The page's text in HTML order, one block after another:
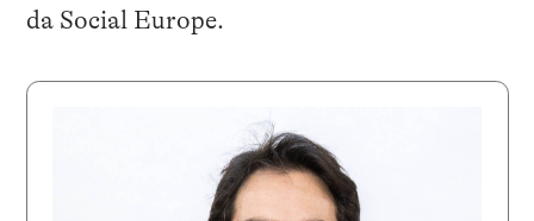
da Social Europe.